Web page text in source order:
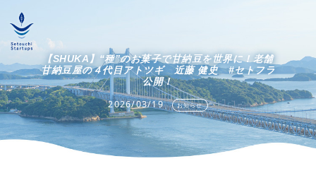
【SHUKA】“種”のお菓子で甘納豆を世界に！老舗
甘納豆屋の４代目アトツギ 近藤 健史 #セトフラ
公開！
2026/03/19 お知らせ